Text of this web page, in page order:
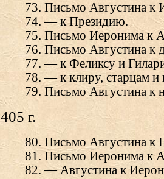
73. Письмо Августина к
74. — к Президию.
75. Письмо Иеронима к
76. Письмо Августина к
77. — к Феликсу и
78. — к клиру, старцам и
79. Письмо Августина к
405 г.
80. Письмо Августина к
81. Письмо Иеронима к
82. — Августина к